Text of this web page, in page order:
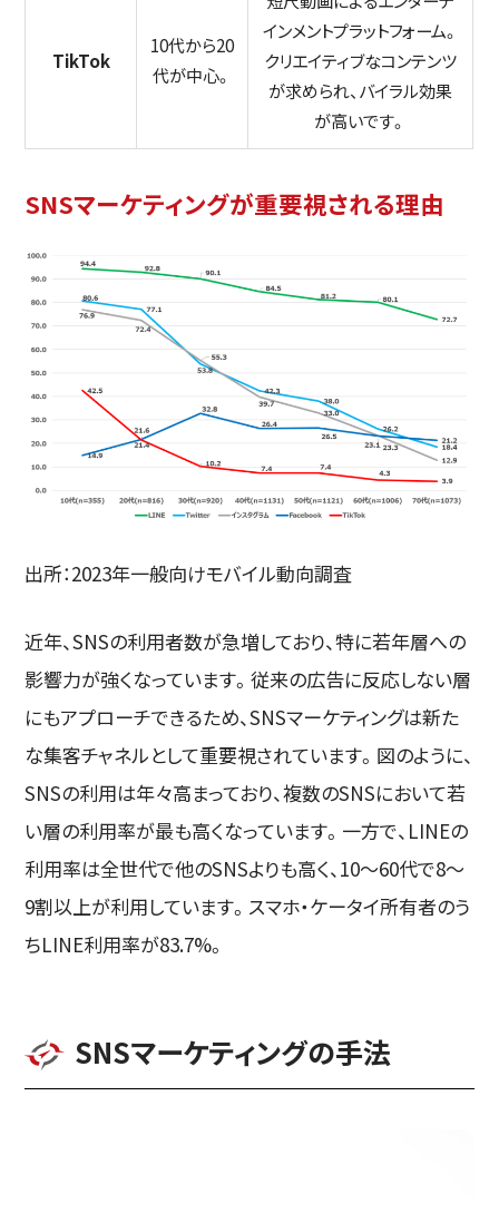
TikTok
10代から20
代が中心。
インメントプラットフォーム。
クリエイティブなコンテンツ
が求められ、バイラル効果
が高いです。
SNSマーケティングが重要視される理由
出所：2023年一般向けモバイル動向調査
近年、SNSの利用者数が急増しており、特に若年層への
影響力が強くなっています。従来の広告に反応しない層
にもアプローチできるため、SNSマーケティングは新た
な集客チャネルとして重要視されています。図のように、
SNSの利用は年々高まっており、複数のSNSにおいて若
い層の利用率が最も高くなっています。一方で、LINEの
利用率は全世代で他のSNSよりも高く、10～60代で8～
9割以上が利用しています。スマホ・ケータイ所有者のう
ちLINE利用率が83.7%。
SNSマーケティングの手法